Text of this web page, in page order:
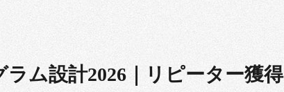
ム設計2026｜リピーター獲得